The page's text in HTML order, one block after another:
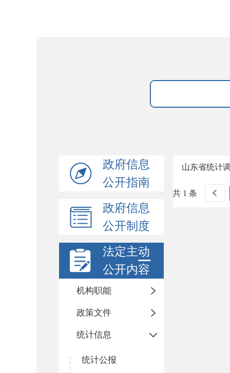
政府信息
公开指南
政府信息
公开制度
法定主动
公开内容
机构职能
政策文件
统计信息
统计公报
山东省统计
共 1 条